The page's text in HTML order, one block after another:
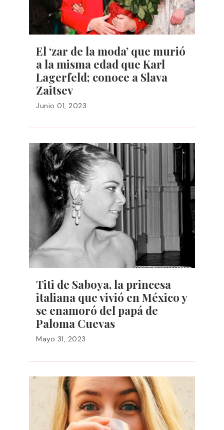
El ‘zar de la moda’ que murió
a la misma edad que Karl
Lagerfeld; conoce a Slava
Zaitsev
Junio 01, 2023
Titi de Saboya, la princesa
italiana que vivió en México y
se enamoró del papá de
Paloma Cuevas
Mayo 31, 2023